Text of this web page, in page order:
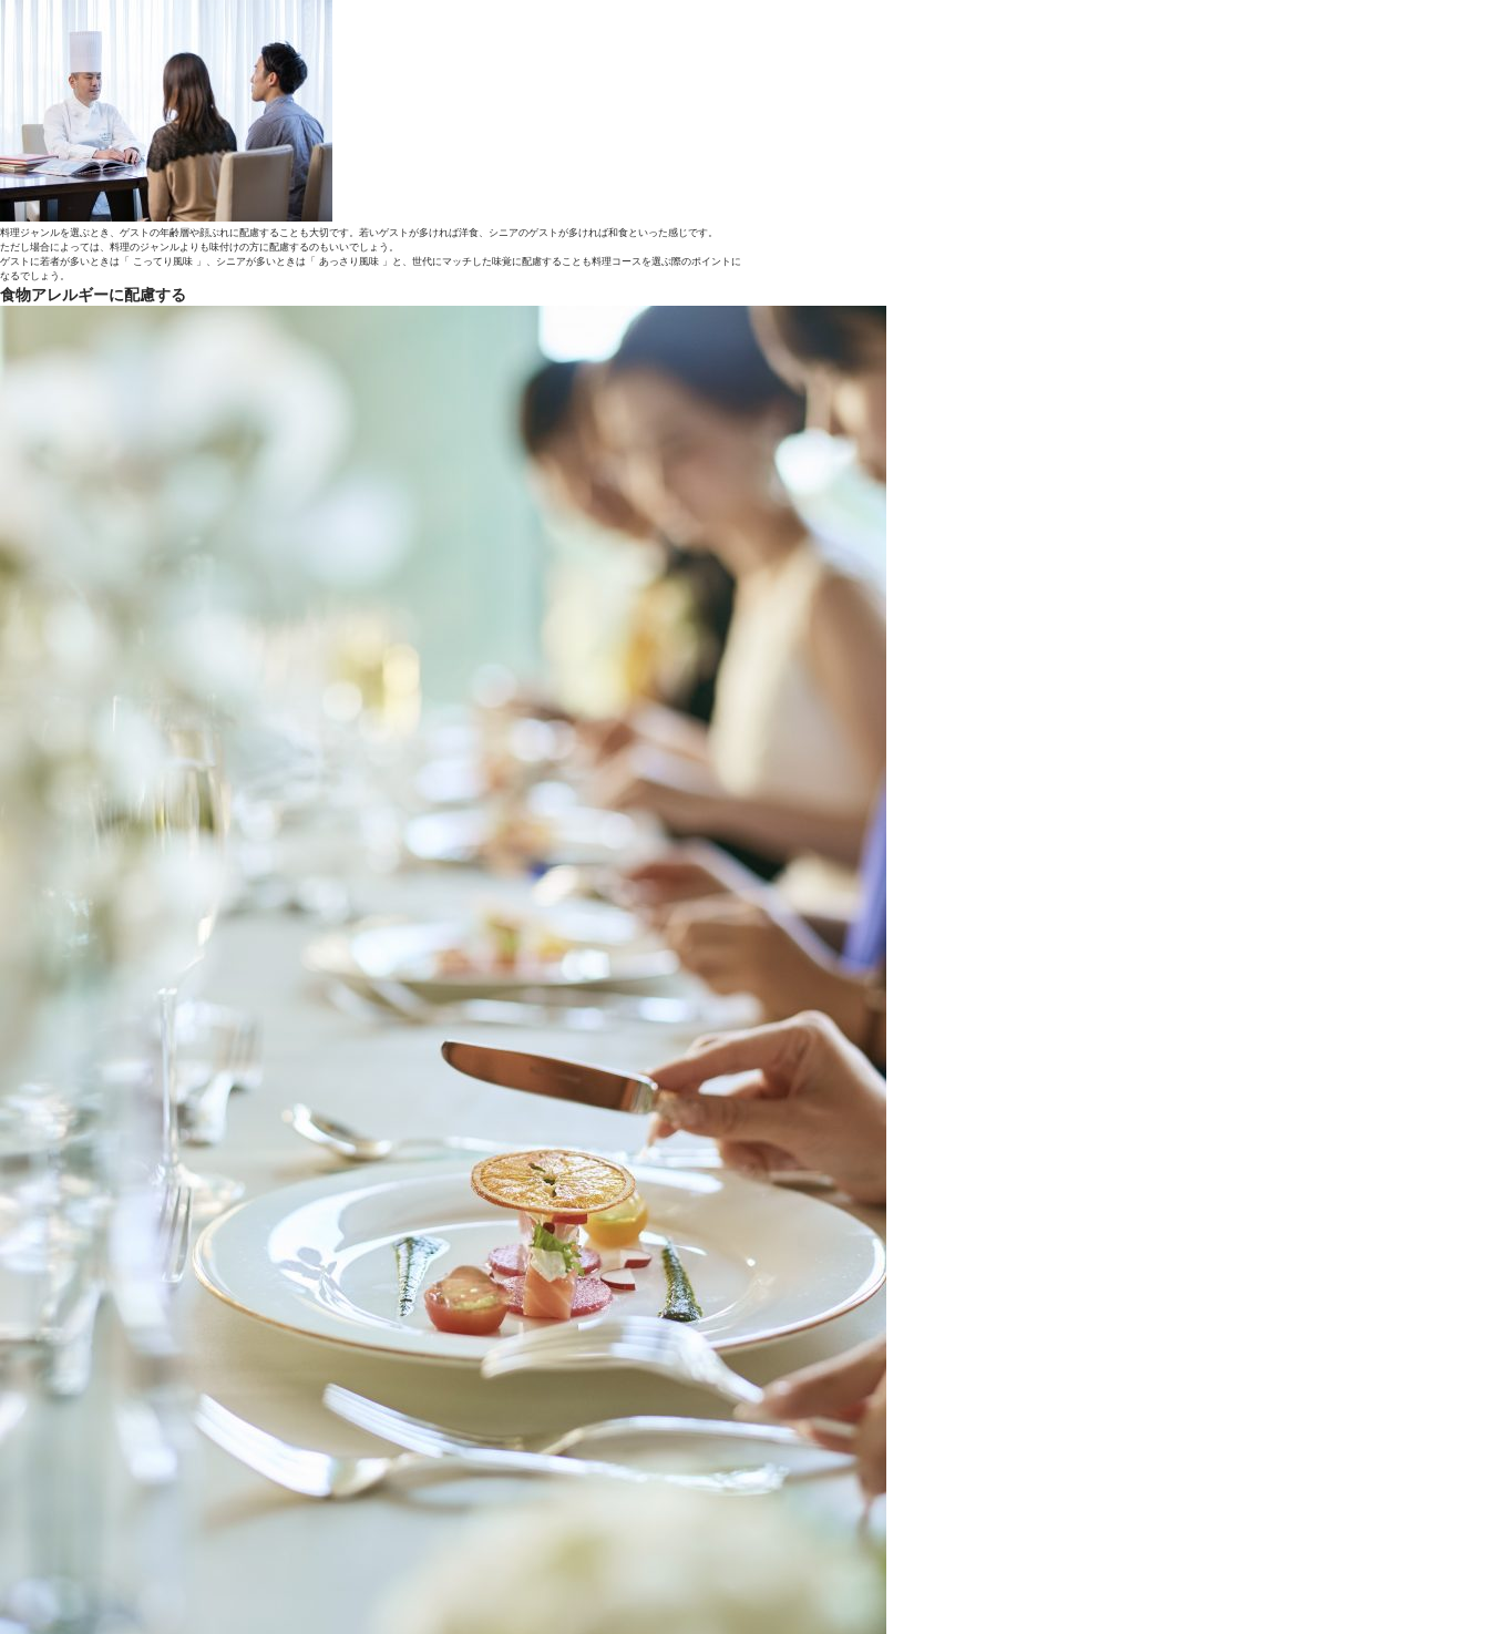
料理ジャンルを選ぶとき、ゲストの年齢層や顔ぶれに配慮することも大切です。若いゲストが多ければ洋食、シニアのゲストが多ければ和食といった感じです。
ただし場合によっては、料理のジャンルよりも味付けの方に配慮するのもいいでしょう。
ゲストに若者が多いときは「 こってり風味 」、シニアが多いときは「 あっさり風味 」と、世代にマッチした味覚に配慮することも料理コースを選ぶ際のポイントに
なるでしょう。
食物アレルギーに配慮する